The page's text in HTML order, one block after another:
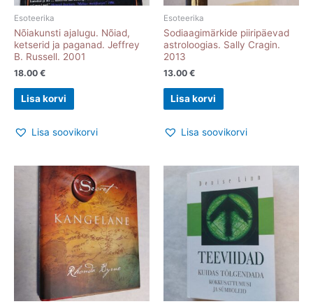
Esoteerika
Nõiakunsti ajalugu. Nõiad,
ketserid ja paganad. Jeffrey
B. Russell. 2001
18.00 €
Lisa korvi
Lisa soovikorvi
Esoteerika
Sodiaagimärkide piiripäevad
astroloogias. Sally Cragin.
2013
13.00 €
Lisa korvi
Lisa soovikorvi